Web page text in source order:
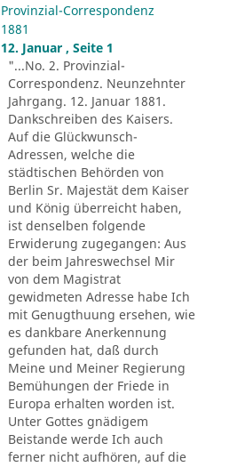
Provinzial-Correspondenz
1881
12. Januar , Seite 1
"...No. 2. Provinzial-
Correspondenz. Neunzehnter
Jahrgang. 12. Januar 1881.
Dankschreiben des Kaisers.
Auf die Glückwunsch-
Adressen, welche die
städtischen Behörden von
Berlin Sr. Majestät dem Kaiser
und König überreicht haben,
ist denselben folgende
Erwiderung zugegangen: Aus
der beim Jahreswechsel Mir
von dem Magistrat
gewidmeten Adresse habe Ich
mit Genugthuung ersehen, wie
es dankbare Anerkennung
gefunden hat, daß durch
Meine und Meiner Regierung
Bemühungen der Friede in
Europa erhalten worden ist.
Unter Gottes gnädigem
Beistande werde Ich auch
ferner nicht aufhören, auf die